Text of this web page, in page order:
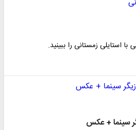
استایلی زمستانی را ببینید.
سینما + عکس